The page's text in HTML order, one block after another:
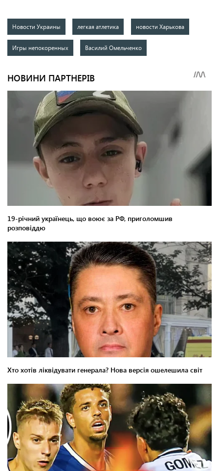
Новости Украины легкая атлетика новости Харькова
Игры непокоренных Василий Омельченко